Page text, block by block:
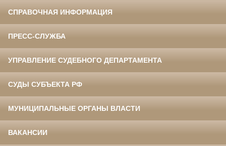
СПРАВОЧНАЯ ИНФОРМАЦИЯ
ПРЕСС-СЛУЖБА
УПРАВЛЕНИЕ СУДЕБНОГО ДЕПАРТАМЕНТА
СУДЫ СУБЪЕКТА РФ
МУНИЦИПАЛЬНЫЕ ОРГАНЫ ВЛАСТИ
ВАКАНСИИ